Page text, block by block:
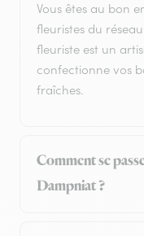
Vous êtes au bon
fleuristes du
fleuriste est un
confectionne vos
fraîches.
Comment se
Dampniat ?